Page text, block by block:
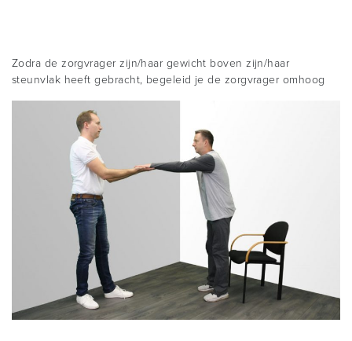
Zodra de zorgvrager zijn/haar gewicht boven zijn/haar
steunvlak heeft gebracht, begeleid je de zorgvrager omhoog